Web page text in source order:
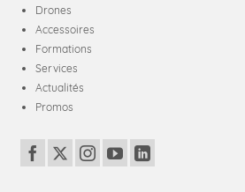
Drones
Accessoires
Formations
Services
Actualités
Promos